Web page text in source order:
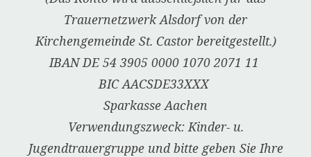
Trauernetzwerk Alsdorf von der
Kirchengemeinde St. Castor bereitgestellt.)
IBAN DE 54 3905 0000 1070 2071 11
BIC AACSDE33XXX
Sparkasse Aachen
Verwendungszweck: Kinder- u.
Jugendtrauergruppe und bitte geben Sie Ihre